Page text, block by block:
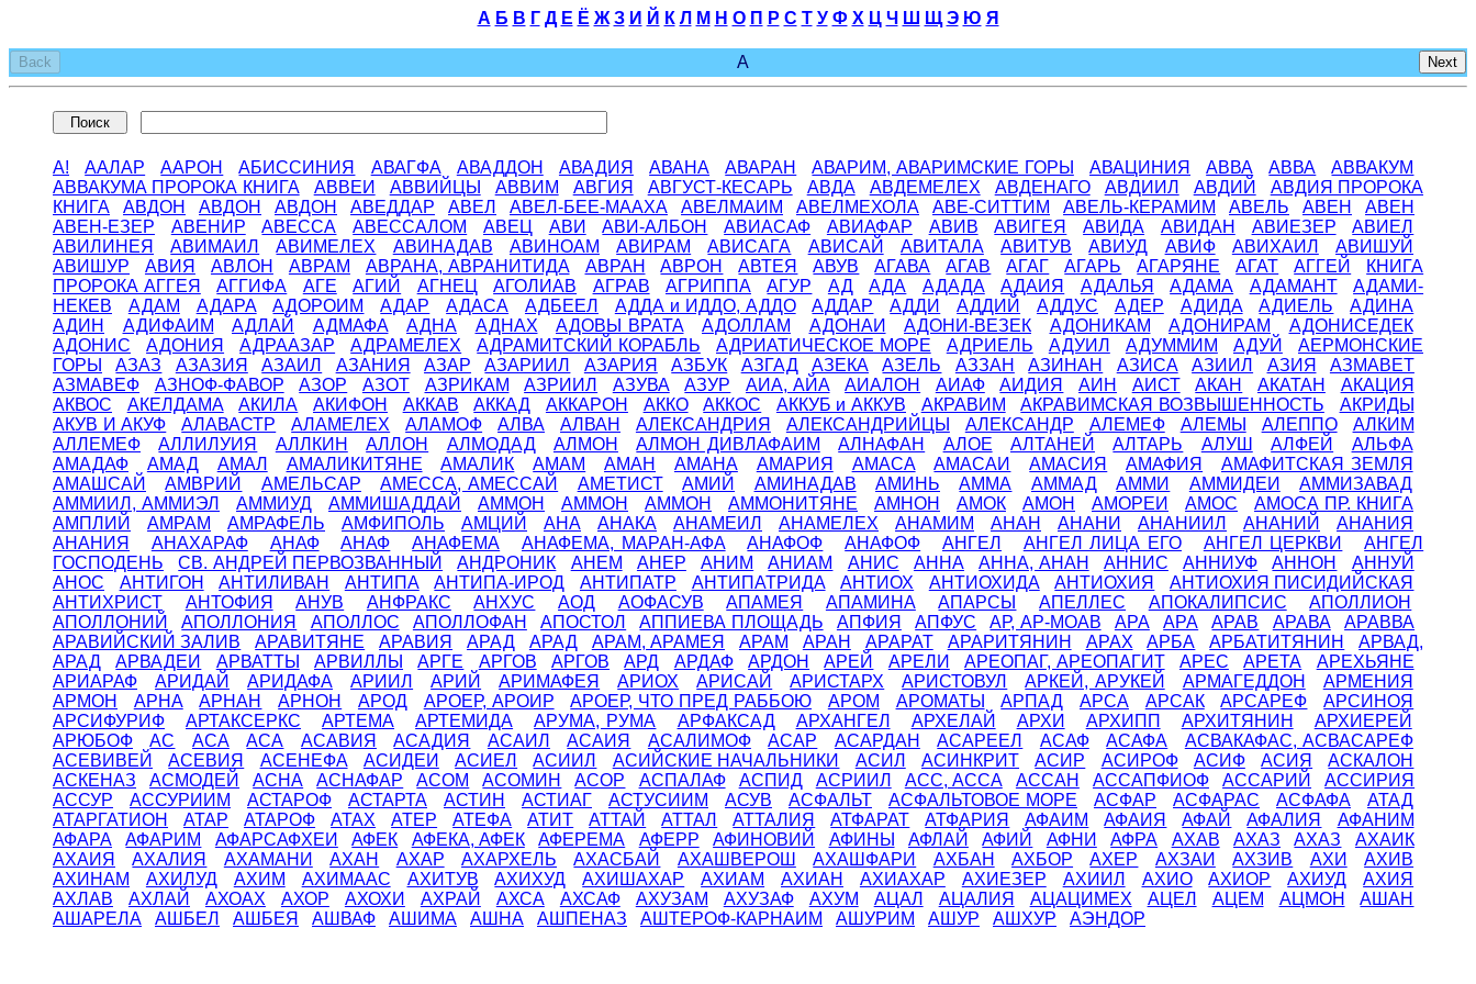
А Б В Г Д Е Ё Ж З И Й К Л М Н О П Р С Т У Ф Х Ц Ч Ш Щ Э Ю Я
Back А Next
А! ААЛАР ААРОН АБИССИНИЯ АВАГФА АВАДДОН АВАДИЯ АВАНА АВАРАН АВАРИМ, АВАРИМСКИЕ ГОРЫ АВАЦИНИЯ АВВА АВВА
АВВАКУМ
АВВАКУМА ПРОРОКА КНИГА
АВВЕИ АВВИЙЦЫ АВВИМ АВГИЯ АВГУСТ-КЕСАРЬ АВДА АВДЕМЕЛЕХ АВДЕНАГО АВДИИЛ АВДИЙ
АВДИЯ ПРОРОКА
КНИГА
АВДОН АВДОН АВДОН АВЕДДАР АВЕЛ АВЕЛ-БЕЕ-МААХА АВЕЛМАИМ АВЕЛМЕХОЛА АВЕ-СИТТИМ АВЕЛЬ-КЕРАМИМ АВЕЛЬ АВЕН
АВЕН
АВЕН-ЕЗЕР
АВЕНИР АВЕССА АВЕССАЛОМ АВЕЦ АВИ АВИ-АЛБОН АВИАСАФ АВИАФАР АВИВ АВИГЕЯ АВИДА АВИДАН АВИЕЗЕР
АВИЕЛ
АВИЛИНЕЯ
АВИМАИЛ АВИМЕЛЕХ АВИНАДАВ АВИНОАМ АВИРАМ АВИСАГА АВИСАЙ АВИТАЛА АВИТУВ АВИУД АВИФ АВИХАИЛ
АВИШУЙ
АВИШУР
АВИЯ АВЛОН АВРАМ АВРАНА, АВРАНИТИДА АВРАН АВРОН АВТЕЯ АВУВ АГАВА АГАВ АГАГ АГАРЬ АГАРЯНЕ АГАТ АГГЕЙ
КНИГА
ПРОРОКА АГГЕЯ
АГГИФА АГЕ АГИЙ АГНЕЦ АГОЛИАВ АГРАВ АГРИППА АГУР АД АДА АДАДА АДАИЯ АДАЛЬЯ АДАМА АДАМАНТ
АДАМИ-
НЕКЕВ
АДАМ АДАРА АДОРОИМ АДАР АДАСА АДБЕЕЛ АДДА и ИДДО, АДДО АДДАР АДДИ АДДИЙ АДДУС АДЕР АДИДА АДИЕЛЬ
АДИНА
АДИН
АДИФАИМ АДЛАЙ АДМАФА АДНА АДНАХ АДОВЫ ВРАТА АДОЛЛАМ АДОНАИ АДОНИ-ВЕЗЕК АДОНИКАМ АДОНИРАМ
АДОНИСЕДЕК
АДОНИС
АДОНИЯ АДРААЗАР АДРАМЕЛЕХ АДРАМИТСКИЙ КОРАБЛЬ АДРИАТИЧЕСКОЕ МОРЕ АДРИЕЛЬ АДУИЛ АДУММИМ АДУЙ
АЕРМОНСКИЕ
ГОРЫ
АЗАЗ АЗАЗИЯ АЗАИЛ АЗАНИЯ АЗАР АЗАРИИЛ АЗАРИЯ АЗБУК АЗГАД АЗЕКА АЗЕЛЬ АЗЗАН АЗИНАН АЗИСА АЗИИЛ АЗИЯ
АЗМАВЕТ
АЗМАВЕФ
АЗНОФ-ФАВОР АЗОР АЗОТ АЗРИКАМ АЗРИИЛ АЗУВА АЗУР АИА, АЙА АИАЛОН АИАФ АИДИЯ АИН АИСТ АКАН АКАТАН
АКАЦИЯ
АКВОС
АКЕЛДАМА АКИЛА АКИФОН АККАВ АККАД АККАРОН АККО АККОС АККУБ и АККУВ АКРАВИМ АКРАВИМСКАЯ ВОЗВЫШЕННОСТЬ
АКРИДЫ
АКУВ И АКУФ
АЛАВАСТР АЛАМЕЛЕХ АЛАМОФ АЛВА АЛВАН АЛЕКСАНДРИЯ АЛЕКСАНДРИЙЦЫ АЛЕКСАНДР АЛЕМЕФ АЛЕМЫ АЛЕППО
АЛКИМ
АЛЛЕМЕФ
АЛЛИЛУИЯ АЛЛКИН АЛЛОН АЛМОДАД АЛМОН АЛМОН ДИВЛАФАИМ АЛНАФАН АЛОЕ АЛТАНЕЙ АЛТАРЬ АЛУШ АЛФЕЙ
АЛЬФА
АМАДАФ
АМАД АМАЛ АМАЛИКИТЯНЕ АМАЛИК АМАМ АМАН АМАНА АМАРИЯ АМАСА АМАСАИ АМАСИЯ АМАФИЯ
АМАФИТСКАЯ ЗЕМЛЯ
АМАШСАЙ
АМВРИЙ АМЕЛЬСАР АМЕССА, АМЕССАЙ АМЕТИСТ АМИЙ АМИНАДАВ АМИНЬ АММА АММАД АММИ АММИДЕИ
АММИЗАВАД
АММИИЛ, АММИЭЛ
АММИУД АММИШАДДАЙ АММОН АММОН АММОН АММОНИТЯНЕ АМНОН АМОК АМОН АМОРЕИ АМОС
АМОСА ПР. КНИГА
АМПЛИЙ
АМРАМ АМРАФЕЛЬ АМФИПОЛЬ АМЦИЙ АНА АНАКА АНАМЕИЛ АНАМЕЛЕХ АНАМИМ АНАН АНАНИ АНАНИИЛ АНАНИЙ
АНАНИЯ
АНАНИЯ
АНАХАРАФ АНАФ АНАФ АНАФЕМА АНАФЕМА, МАРАН-АФА АНАФОФ АНАФОФ АНГЕЛ АНГЕЛ ЛИЦА ЕГО АНГЕЛ ЦЕРКВИ
АНГЕЛ
ГОСПОДЕНЬ
СВ. АНДРЕЙ ПЕРВОЗВАННЫЙ АНДРОНИК АНЕМ АНЕР АНИМ АНИАМ АНИС АННА АННА, АНАН АННИС АННИУФ АННОН
АННУЙ
АНОС
АНТИГОН АНТИЛИВАН АНТИПА АНТИПА-ИРОД АНТИПАТР АНТИПАТРИДА АНТИОХ АНТИОХИДА АНТИОХИЯ
АНТИОХИЯ ПИСИДИЙСКАЯ
АНТИХРИСТ
АНТОФИЯ АНУВ АНФРАКС АНХУС АОД АОФАСУВ АПАМЕЯ АПАМИНА АПАРСЫ АПЕЛЛЕС АПОКАЛИПСИС
АПОЛЛИОН
АПОЛЛОНИЙ
АПОЛЛОНИЯ АПОЛЛОС АПОЛЛОФАН АПОСТОЛ АППИЕВА ПЛОЩАДЬ АПФИЯ АПФУС АР, АР-МОАВ АРА АРА АРАВ АРАВА
АРАВВА
АРАВИЙСКИЙ ЗАЛИВ
АРАВИТЯНЕ АРАВИЯ АРАД АРАД АРАМ, АРАМЕЯ АРАМ АРАН АРАРАТ АРАРИТЯНИН АРАХ АРБА АРБАТИТЯНИН
АРВАД,
АРАД
АРВАДЕИ АРВАТТЫ АРВИЛЛЫ АРГЕ АРГОВ АРГОВ АРД АРДАФ АРДОН АРЕЙ АРЕЛИ АРЕОПАГ, АРЕОПАГИТ АРЕС АРЕТА
АРЕХЬЯНЕ
АРИАРАФ
АРИДАЙ АРИДАФА АРИИЛ АРИЙ АРИМАФЕЯ АРИОХ АРИСАЙ АРИСТАРХ АРИСТОВУЛ АРКЕЙ, АРУКЕЙ АРМАГЕДДОН
АРМЕНИЯ
АРМОН
АРНА АРНАН АРНОН АРОД АРОЕР, АРОИР АРОЕР, ЧТО ПРЕД РАББОЮ АРОМ АРОМАТЫ АРПАД АРСА АРСАК АРСАРЕФ
АРСИНОЯ
АРСИФУРИФ
АРТАКСЕРКС АРТЕМА АРТЕМИДА АРУМА, РУМА АРФАКСАД АРХАНГЕЛ АРХЕЛАЙ АРХИ АРХИПП АРХИТЯНИН
АРХИЕРЕЙ
АРЮБОФ
АС АСА АСА АСАВИЯ АСАДИЯ АСАИЛ АСАИЯ АСАЛИМОФ АСАР АСАРДАН АСАРЕЕЛ АСАФ АСАФА
АСВАКАФАС, АСВАСАРЕФ
АСЕВИВЕЙ
АСЕВИЯ АСЕНЕФА АСИДЕИ АСИЕЛ АСИИЛ АСИЙСКИЕ НАЧАЛЬНИКИ АСИЛ АСИНКРИТ АСИР АСИРОФ АСИФ АСИЯ
АСКАЛОН
АСКЕНАЗ
АСМОДЕЙ АСНА АСНАФАР АСОМ АСОМИН АСОР АСПАЛАФ АСПИД АСРИИЛ АСС, АССА АССАН АССАПФИОФ АССАРИЙ
АССИРИЯ
АССУР
АССУРИИМ АСТАРОФ АСТАРТА АСТИН АСТИАГ АСТУСИИМ АСУВ АСФАЛЬТ АСФАЛЬТОВОЕ МОРЕ АСФАР АСФАРАС АСФАФА
АТАД
АТАРГАТИОН
АТАР АТАРОФ АТАХ АТЕР АТЕФА АТИТ АТТАЙ АТТАЛ АТТАЛИЯ АТФАРАТ АТФАРИЯ АФАИМ АФАИЯ АФАЙ АФАЛИЯ
АФАНИМ
АФАРА
АФАРИМ АФАРСАФХЕИ АФЕК АФЕКА, АФЕК АФЕРЕМА АФЕРР АФИНОВИЙ АФИНЫ АФЛАЙ АФИЙ АФНИ АФРА АХАВ АХАЗ АХАЗ
АХАИК
АХАИЯ
АХАЛИЯ АХАМАНИ АХАН АХАР АХАРХЕЛЬ АХАСБАЙ АХАШВЕРОШ АХАШФАРИ АХБАН АХБОР АХЕР АХЗАИ АХЗИВ АХИ
АХИВ
АХИНАМ
АХИЛУД АХИМ АХИМААС АХИТУВ АХИХУД АХИШАХАР АХИАМ АХИАН АХИАХАР АХИЕЗЕР АХИИЛ АХИО АХИОР АХИУД
АХИЯ
АХЛАВ
АХЛАЙ АХОАХ АХОР АХОХИ АХРАЙ АХСА АХСАФ АХУЗАМ АХУЗАФ АХУМ АЦАЛ АЦАЛИЯ АЦАЦИМЕХ АЦЕЛ АЦЕМ АЦМОН
АШАН
АШАРЕЛА
АШБЕЛ АШБЕЯ АШВАФ АШИМА АШНА АШПЕНАЗ АШТЕРОФ-КАРНАИМ АШУРИМ АШУР АШХУР АЭНДОР